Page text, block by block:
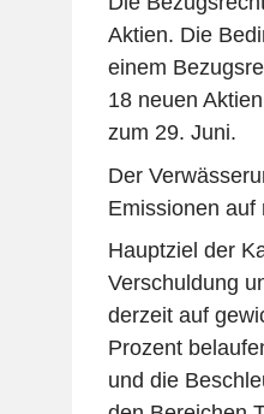
Aktien. Die
einem
18 neuen
zum 29. Juni.
Der
Emissionen auf
Hauptziel der
Verschuldung
derzeit auf
Prozent
und die